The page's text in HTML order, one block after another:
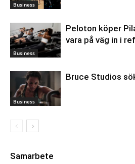
Business
Business
Peloton köper
vara på väg in i
Business
Bruce Studios
Samarbete